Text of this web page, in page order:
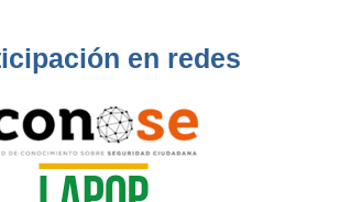
en redes